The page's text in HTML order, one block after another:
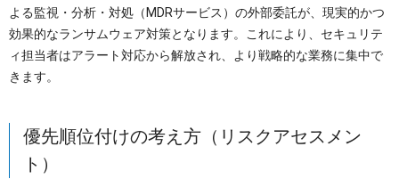
よる監視・分析・対処（MDRサービス）の外部委託が、現実的かつ
効果的なランサムウェア対策となります。これにより、セキュリテ
ィ担当者はアラート対応から解放され、より戦略的な業務に集中で
きます。
優先順位付けの考え方（リスクアセスメン
ト）